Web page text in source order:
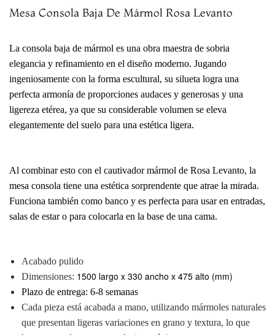
Mesa Consola Baja De Mármol Rosa Levanto
La consola baja de mármol es una obra maestra de sobria
elegancia y refinamiento en el diseño moderno. Jugando
ingeniosamente con la forma escultural, su silueta logra una
perfecta armonía de proporciones audaces y generosas y una
ligereza etérea, ya que su considerable volumen se eleva
elegantemente del suelo para una estética ligera.
Al combinar esto con el cautivador mármol de Rosa Levanto, la
mesa consola tiene una estética sorprendente que atrae la mirada.
Funciona también como banco y es perfecta para usar en entradas,
salas de estar o para colocarla en la base de una cama.
Acabado pulido
Dimensiones: 1500 largo x 330 ancho x 475 alto (mm)
Plazo de entrega: 6-8 semanas
Cada pieza está acabada a mano, utilizando mármoles naturales
que presentan ligeras variaciones en grano y textura, lo que